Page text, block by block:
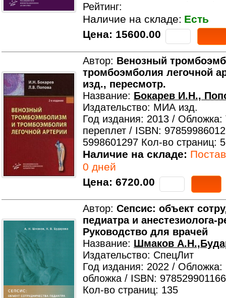
Рейтинг:
Наличие на складе: Есть
Цена: 15600.00
Автор: Венозный
тромбоэмболия легочной
изд., пересмотр.
Название: Бокарев И.Н.,
Издательство: МИА изд.
Год издания: 2013 /
переплет / ISBN:
5998601297 Кол-во страниц:
Наличие на складе:
0 дней
Цена: 6720.00
Автор: Сепсис: объект
педиатра и анестезиолога-
Руководство для врачей
Название: Шмаков
Издательство: СпецЛит
Год издания: 2022 / Обложка:
обложка / ISBN:
Кол-во страниц: 135